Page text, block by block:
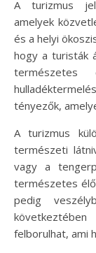
A turizmus
amelyek
és a helyi
hogy a turisták
természetes
tényezők,
A turizmus
természeti
vagy a
természetes
pedig
felborulhat, ami